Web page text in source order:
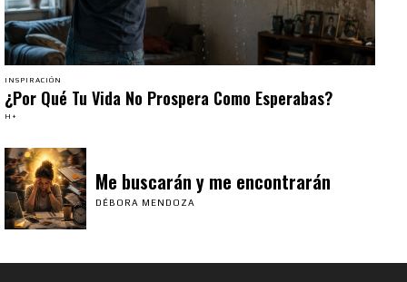
INSPIRACIÓN
¿Por Qué Tu Vida No Prospera Como Esperabas?
H+
Me buscarán y me encontrarán
DÉBORA MENDOZA